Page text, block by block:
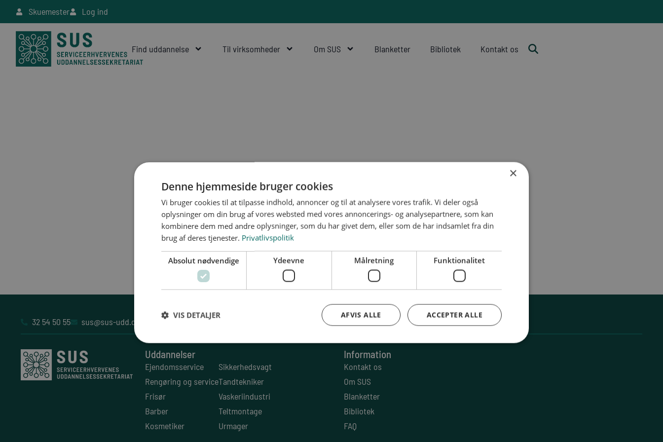
Skuemester Log ind
Find uddannelse Til virksomheder Om SUS Blanketter Bibliotek Kontakt os
32 54 50 55 sus@sus-udd.dk Vesterbrogade 6D, 4. 1620 København V CVR: 13 79 72 85
Uddannelser
Ejendomsservice
Rengøring og service
Frisør
Barber
Kosmetiker
Sikkerhedsvagt
Tandtekniker
Vaskeriindustri
Teltmontage
Urmager
Information
Kontakt os
Om SUS
Blanketter
Bibliotek
FAQ
×
Denne hjemmeside bruger cookies
Vi bruger cookies til at tilpasse indhold, annoncer og til at analysere vores trafik. Vi deler også
oplysninger om din brug af vores websted med vores annoncerings- og analysepartnere, som kan
kombinere dem med andre oplysninger, som du har givet dem, eller som de har indsamlet fra din
brug af deres tjenester. Privatlivspolitik
Absolut nødvendige Ydeevne Målretning Funktionalitet
ACCEPTER ALLE
AFVIS ALLE
VIS DETALJER